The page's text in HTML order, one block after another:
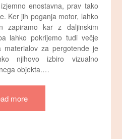
enostavna, prav tako
Ker jih poganja motor, lahko
zapiramo kar z daljinskim
lahko pokrijemo tudi večje
za pergotende je
njihovo izbiro vizualno
objekta.…
more